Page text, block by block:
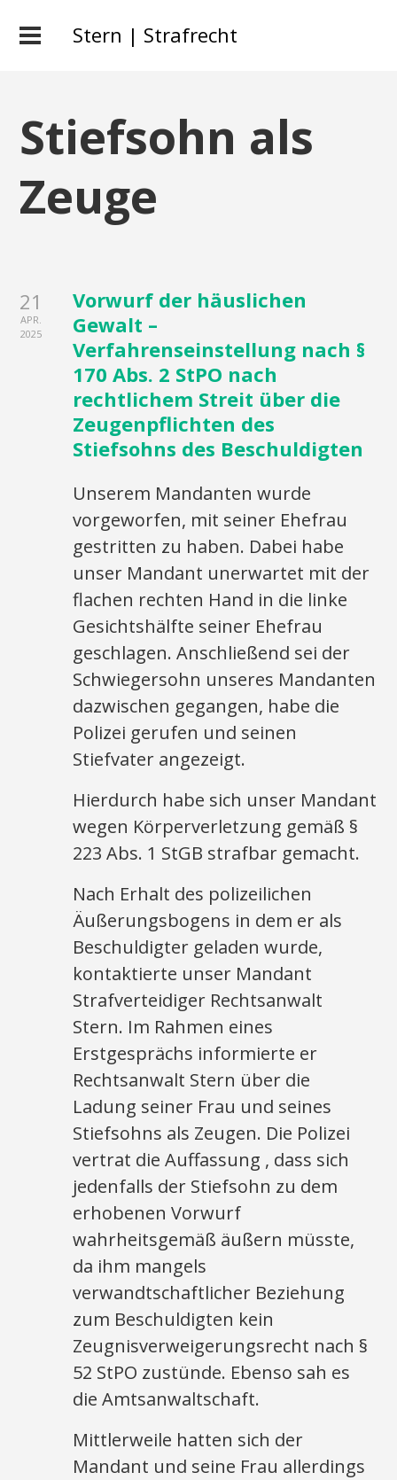
Stern | Strafrecht
Stiefsohn als
Zeuge
21
APR.
2025
Vorwurf der häuslichen
Gewalt –
Verfahrenseinstellung nach §
170 Abs. 2 StPO nach
rechtlichem Streit über die
Zeugenpflichten des
Stiefsohns des Beschuldigten
Unserem Mandanten wurde
vorgeworfen, mit seiner Ehefrau
gestritten zu haben. Dabei habe
unser Mandant unerwartet mit der
flachen rechten Hand in die linke
Gesichtshälfte seiner Ehefrau
geschlagen. Anschließend sei der
Schwiegersohn unseres Mandanten
dazwischen gegangen, habe die
Polizei gerufen und seinen
Stiefvater angezeigt.
Hierdurch habe sich unser Mandant
wegen Körperverletzung gemäß §
223 Abs. 1 StGB strafbar gemacht.
Nach Erhalt des polizeilichen
Äußerungsbogens in dem er als
Beschuldigter geladen wurde,
kontaktierte unser Mandant
Strafverteidiger Rechtsanwalt
Stern. Im Rahmen eines
Erstgesprächs informierte er
Rechtsanwalt Stern über die
Ladung seiner Frau und seines
Stiefsohns als Zeugen. Die Polizei
vertrat die Auffassung , dass sich
jedenfalls der Stiefsohn zu dem
erhobenen Vorwurf
wahrheitsgemäß äußern müsste,
da ihm mangels
verwandtschaftlicher Beziehung
zum Beschuldigten kein
Zeugnisverweigerungsrecht nach §
52 StPO zustünde. Ebenso sah es
die Amtsanwaltschaft.
Mittlerweile hatten sich der
Mandant und seine Frau allerdings